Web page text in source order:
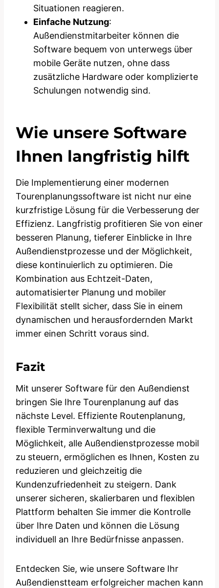
Situationen reagieren.
Einfache Nutzung:
Außendienstmitarbeiter können die
Software bequem von unterwegs über
mobile Geräte nutzen, ohne dass
zusätzliche Hardware oder komplizierte
Schulungen notwendig sind.
Wie unsere Software
Ihnen langfristig hilft
Die Implementierung einer modernen
Tourenplanungssoftware ist nicht nur eine
kurzfristige Lösung für die Verbesserung der
Effizienz. Langfristig profitieren Sie von einer
besseren Planung, tieferer Einblicke in Ihre
Außendienstprozesse und der Möglichkeit,
diese kontinuierlich zu optimieren. Die
Kombination aus Echtzeit-Daten,
automatisierter Planung und mobiler
Flexibilität stellt sicher, dass Sie in einem
dynamischen und herausfordernden Markt
immer einen Schritt voraus sind.
Fazit
Mit unserer Software für den Außendienst
bringen Sie Ihre Tourenplanung auf das
nächste Level. Effiziente Routenplanung,
flexible Terminverwaltung und die
Möglichkeit, alle Außendienstprozesse mobil
zu steuern, ermöglichen es Ihnen, Kosten zu
reduzieren und gleichzeitig die
Kundenzufriedenheit zu steigern. Dank
unserer sicheren, skalierbaren und flexiblen
Plattform behalten Sie immer die Kontrolle
über Ihre Daten und können die Lösung
individuell an Ihre Bedürfnisse anpassen.
Entdecken Sie, wie unsere Software Ihr
Außendienstteam erfolgreicher machen kann